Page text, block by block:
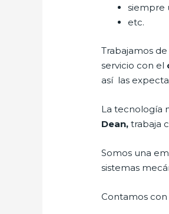
siempre
etc.
Trabajamos
servicio con el
así las
La tecnología
Dean,trabaja
Somos una
sistemas
Contamos